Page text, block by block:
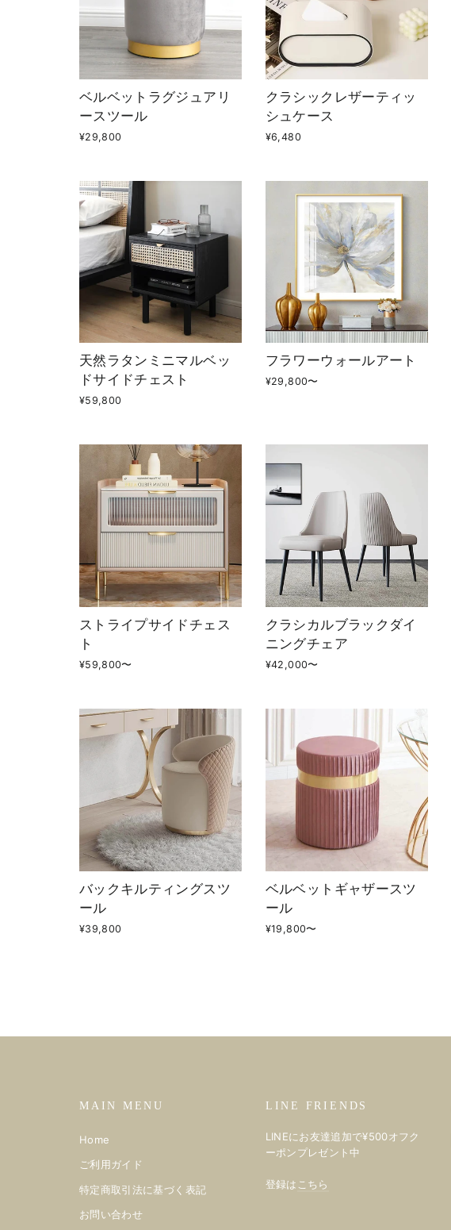
ベルベットラグジュアリ
ースツール
¥29,800
クラシックレザーティッ
シュケース
¥6,480
天然ラタンミニマルベッ
ドサイドチェスト
¥59,800
フラワーウォールアート
¥29,800〜
ストライプサイドチェス
ト
¥59,800〜
クラシカルブラックダイ
ニングチェア
¥42,000〜
バックキルティングスツ
ール
¥39,800
ベルベットギャザースツ
ール
¥19,800〜
MAIN MENU
Home
ご利用ガイド
特定商取引法に基づく表記
お問い合わせ
LINE FRIENDS
LINEにお友達追加で¥500オフク
ーポンプレゼント中
登録は こちら